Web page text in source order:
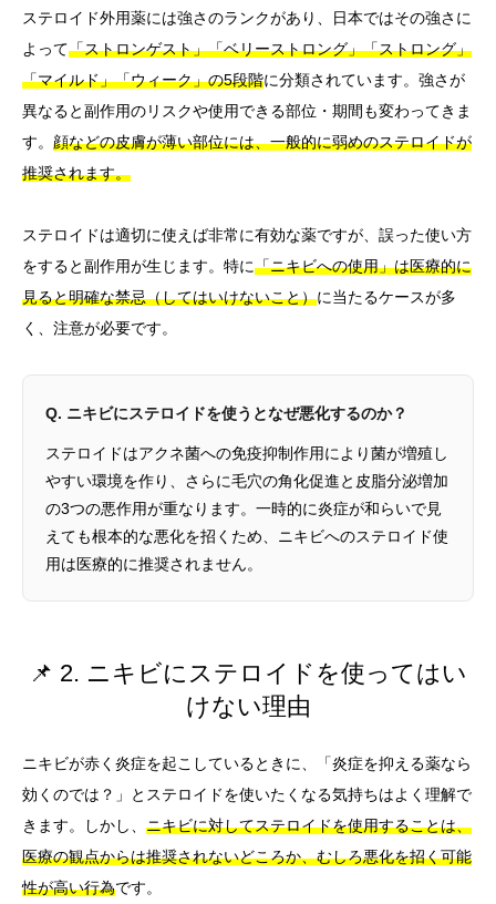
ステロイド外用薬には強さのランクがあり、日本ではその強さに
よって「ストロンゲスト」「ベリーストロング」「ストロング」
「マイルド」「ウィーク」の5段階に分類されています。強さが
異なると副作用のリスクや使用できる部位・期間も変わってきま
す。 顔などの皮膚が薄い部位には、一般的に弱めのステロイドが
推奨されます。
ステロイドは適切に使えば非常に有効な薬ですが、誤った使い方
をすると副作用が生じます。特に「ニキビへの使用」は医療的に
見ると明確な禁忌（してはいけないこと）に当たるケースが多
く、注意が必要です。
Q. ニキビにステロイドを使うとなぜ悪化するのか？
ステロイドはアクネ菌への免疫抑制作用により菌が増殖し
やすい環境を作り、さらに毛穴の角化促進と皮脂分泌増加
の3つの悪作用が重なります。一時的に炎症が和らいで見
えても根本的な悪化を招くため、ニキビへのステロイド使
用は医療的に推奨されません。
📌 2. ニキビにステロイドを使ってはい
けない理由
ニキビが赤く炎症を起こしているときに、「炎症を抑える薬なら
効くのでは？」とステロイドを使いたくなる気持ちはよく理解で
きます。しかし、 ニキビに対してステロイドを使用することは、
医療の観点からは推奨されないどころか、むしろ悪化を招く可能
性が高い行為です。